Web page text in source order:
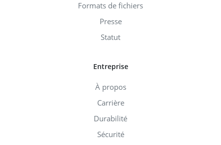
Formats de fichiers
Presse
Statut
Entreprise
À propos
Carrière
Durabilité
Sécurité